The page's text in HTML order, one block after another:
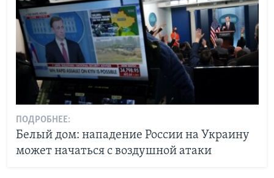
ПОДРОБНЕЕ:
Белый дом: нападение России на Украину
может начаться с воздушной атаки